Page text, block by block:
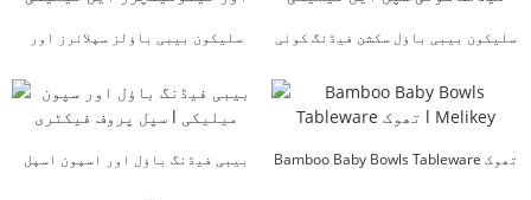
سلیکون بیبی باؤلز سپلائرز اور
سلیکون بیبی باؤل سکشن فیڈنگ کوئی
بیبی فیڈنگ باؤل اور اسپون اسپل
Bamboo Baby Bowls Tableware تھوک